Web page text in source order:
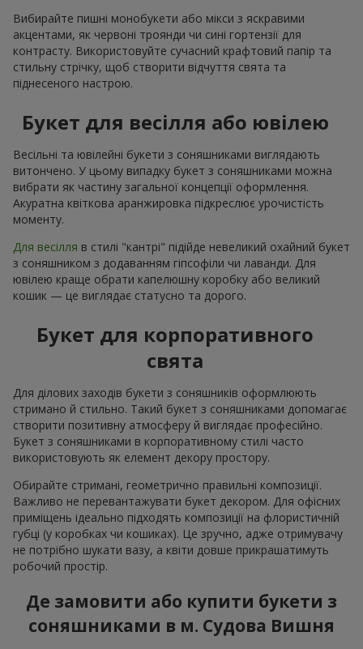
Вибирайте пишні монобукети або мікси з яскравими
акцентами, як червоні троянди чи сині гортензії для
контрасту. Використовуйте сучасний крафтовий папір та
стильну стрічку, щоб створити відчуття свята та
піднесеного настрою.
Букет для весілля або ювілею
Весільні та ювілейні букети з соняшниками виглядають
витончено. У цьому випадку букет з соняшниками можна
вибрати як частину загальної концепції оформлення.
Акуратна квіткова аранжировка підкреслює урочистість
моменту.
Для весілля в стилі "кантрі" підійде невеликий охайний букет
з соняшником з додаванням гіпсофіли чи лаванди. Для
ювілею краще обрати капелюшну коробку або великий
кошик — це виглядає статусно та дорого.
Букет для корпоративного
свята
Для ділових заходів букети з соняшників оформлюють
стримано й стильно. Такий букет з соняшниками допомагає
створити позитивну атмосферу й виглядає професійно.
Букет з соняшниками в корпоративному стилі часто
використовують як елемент декору простору.
Обирайте стримані, геометрично правильні композиції.
Важливо не перевантажувати букет декором. Для офісних
приміщень ідеально підходять композиції на флористичній
губці (у коробках чи кошиках). Це зручно, адже отримувачу
не потрібно шукати вазу, а квіти довше прикрашатимуть
робочий простір.
Де замовити або купити букети з
соняшниками в м. Судова Вишня